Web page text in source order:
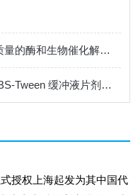
Biocatalysts——致力于提供高质量的酶和生物催化解决方案
Medicago group 09-8902-100 PBS-Tween 缓冲液片剂说明书
授权上海起发为其中国代